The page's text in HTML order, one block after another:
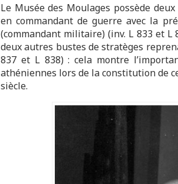
Le Musée des Moulages possède
en commandant de guerre avec la
(commandant militaire) (inv. L 833 et
deux autres bustes de stratèges
837 et L 838) : cela montre
athéniennes lors de la constitution de
siècle.